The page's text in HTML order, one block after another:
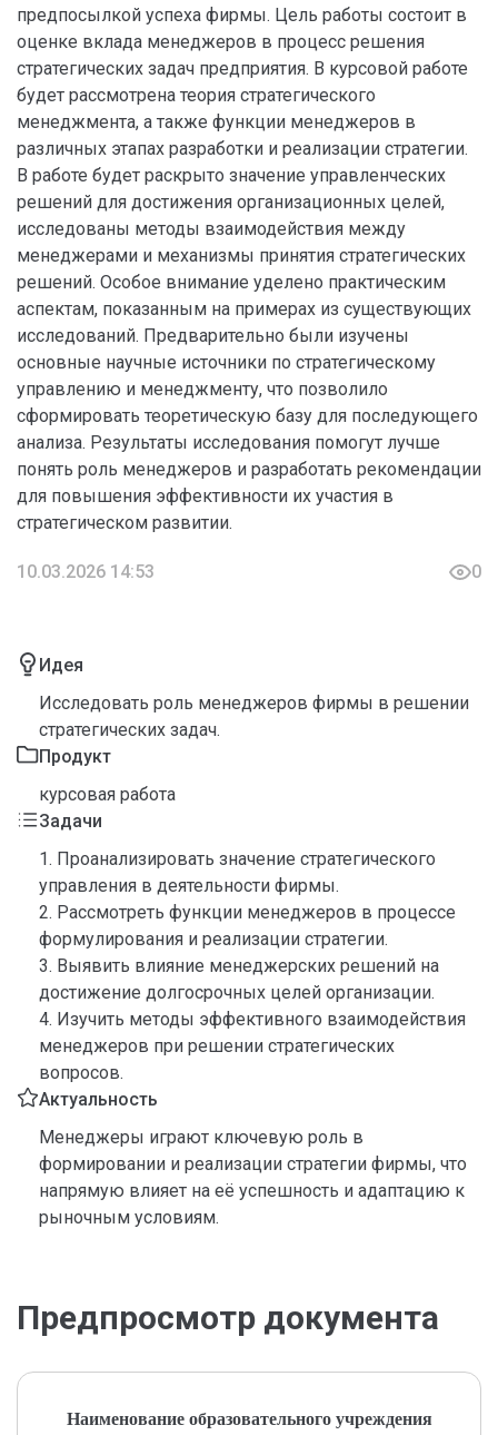
предпосылкой успеха фирмы. Цель работы состоит в
оценке вклада менеджеров в процесс решения
стратегических задач предприятия. В курсовой работе
будет рассмотрена теория стратегического
менеджмента, а также функции менеджеров в
различных этапах разработки и реализации стратегии.
В работе будет раскрыто значение управленческих
решений для достижения организационных целей,
исследованы методы взаимодействия между
менеджерами и механизмы принятия стратегических
решений. Особое внимание уделено практическим
аспектам, показанным на примерах из существующих
исследований. Предварительно были изучены
основные научные источники по стратегическому
управлению и менеджменту, что позволило
сформировать теоретическую базу для последующего
анализа. Результаты исследования помогут лучше
понять роль менеджеров и разработать рекомендации
для повышения эффективности их участия в
стратегическом развитии.
10.03.2026 14:53 0
Идея
Исследовать роль менеджеров фирмы в решении
стратегических задач.
Продукт
курсовая работа
Задачи
1. Проанализировать значение стратегического
управления в деятельности фирмы.
2. Рассмотреть функции менеджеров в процессе
формулирования и реализации стратегии.
3. Выявить влияние менеджерских решений на
достижение долгосрочных целей организации.
4. Изучить методы эффективного взаимодействия
менеджеров при решении стратегических
вопросов.
Актуальность
Менеджеры играют ключевую роль в
формировании и реализации стратегии фирмы, что
напрямую влияет на её успешность и адаптацию к
рыночным условиям.
Предпросмотр документа
Наименование образовательного учреждения